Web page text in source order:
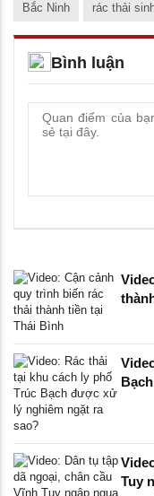
Bắc Ninh rác thải
Bình luận
Tuy